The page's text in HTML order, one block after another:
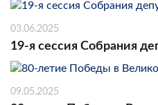
03.06.2025
19-я сессия Собрания
09.05.2025